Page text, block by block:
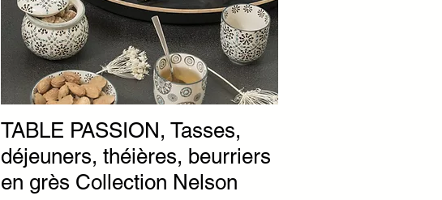
TABLE PASSION, Tasses,
déjeuners, théières, beurriers
en grès Collection Nelson